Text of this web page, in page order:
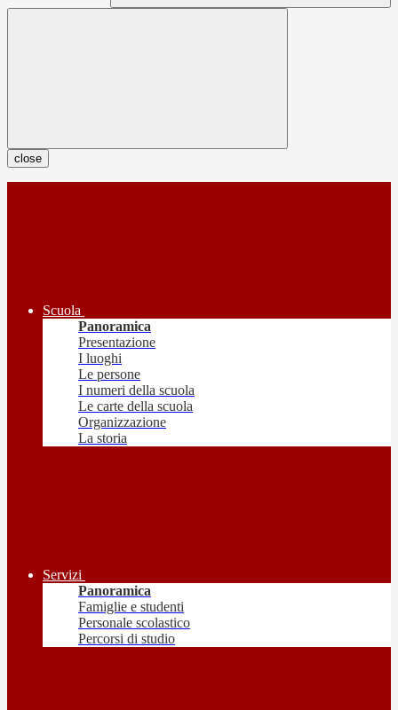
close
Scuola
Panoramica
Presentazione
I luoghi
Le persone
I numeri della scuola
Le carte della scuola
Organizzazione
La storia
Servizi
Panoramica
Famiglie e studenti
Personale scolastico
Percorsi di studio